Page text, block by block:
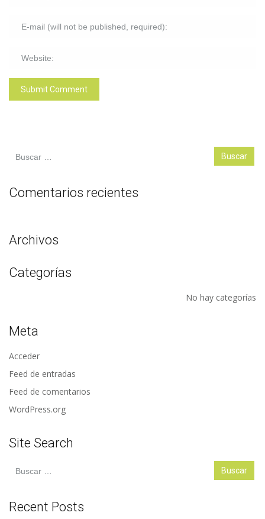
Comentarios recientes
Archivos
Categorías
No hay categorías
Meta
Acceder
Feed de entradas
Feed de comentarios
WordPress.org
Site Search
Recent Posts